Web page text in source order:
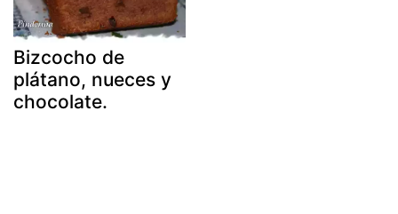
Bizcocho de
plátano, nueces y
chocolate.